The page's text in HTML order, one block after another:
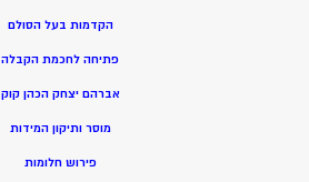
הקדמות בעל הסולם
פתיחה לחכמת הקבלה
אברהם יצחק הכהן קוק
מוסר ותיקון המידות
פירוש חלומות